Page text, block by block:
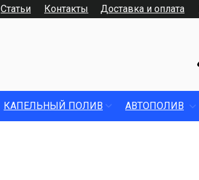
Доставка и оплата
Контакты
Статьи
КАПЕЛЬНЫЙ ПОЛИВ АВТОПОЛИВ